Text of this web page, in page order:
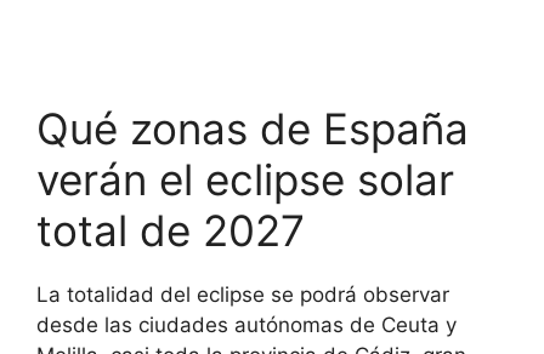
Qué zonas de España
verán el eclipse solar
total de 2027
La totalidad del eclipse se podrá observar
desde las ciudades autónomas de Ceuta y